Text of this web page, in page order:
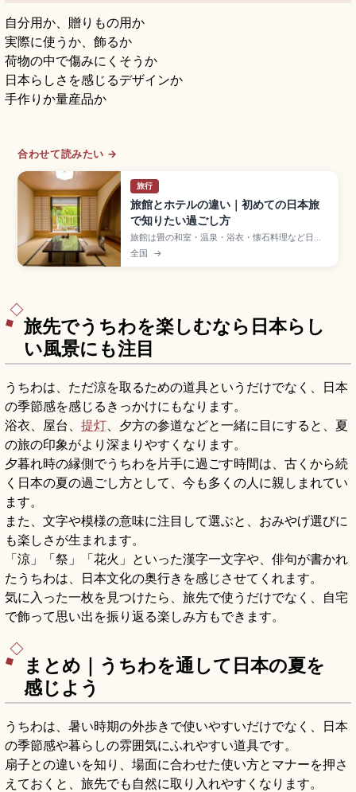
自分用か、贈りもの用か
実際に使うか、飾るか
荷物の中で傷みにくそうか
日本らしさを感じるデザインか
手作りか量産品か
合わせて読みたい →
旅行
旅館とホテルの違い｜初めての日本旅
で知りたい過ごし方
旅館は畳の和室・温泉・浴衣・懐石料理など日本
らしい滞在体験を重視する宿泊形態で、ホテルは
立地と客室タイプの選択肢が幅広く自由度が高
全国 →
旅先でうちわを楽しむなら日本らし
い風景にも注目
うちわは、ただ涼を取るための道具というだけでなく、日本
の季節感を感じるきっかけにもなります。
浴衣、屋台、 提灯、夕方の参道などと一緒に目にすると、夏
の旅の印象がより深まりやすくなります。
夕暮れ時の縁側でうちわを片手に過ごす時間は、古くから続
く日本の夏の過ごし方として、今も多くの人に親しまれてい
ます。
また、文字や模様の意味に注目して選ぶと、おみやげ選びに
も楽しさが生まれます。
「涼」「祭」「花火」といった漢字一文字や、俳句が書かれ
たうちわは、日本文化の奥行きを感じさせてくれます。
気に入った一枚を見つけたら、旅先で使うだけでなく、自宅
で飾って思い出を振り返る楽しみ方もできます。
まとめ｜うちわを通して日本の夏を
感じよう
うちわは、暑い時期の外歩きで使いやすいだけでなく、日本
の季節感や暮らしの雰囲気にふれやすい道具です。
扇子との違いを知り、場面に合わせた使い方とマナーを押さ
えておくと、旅先でも自然に取り入れやすくなります。